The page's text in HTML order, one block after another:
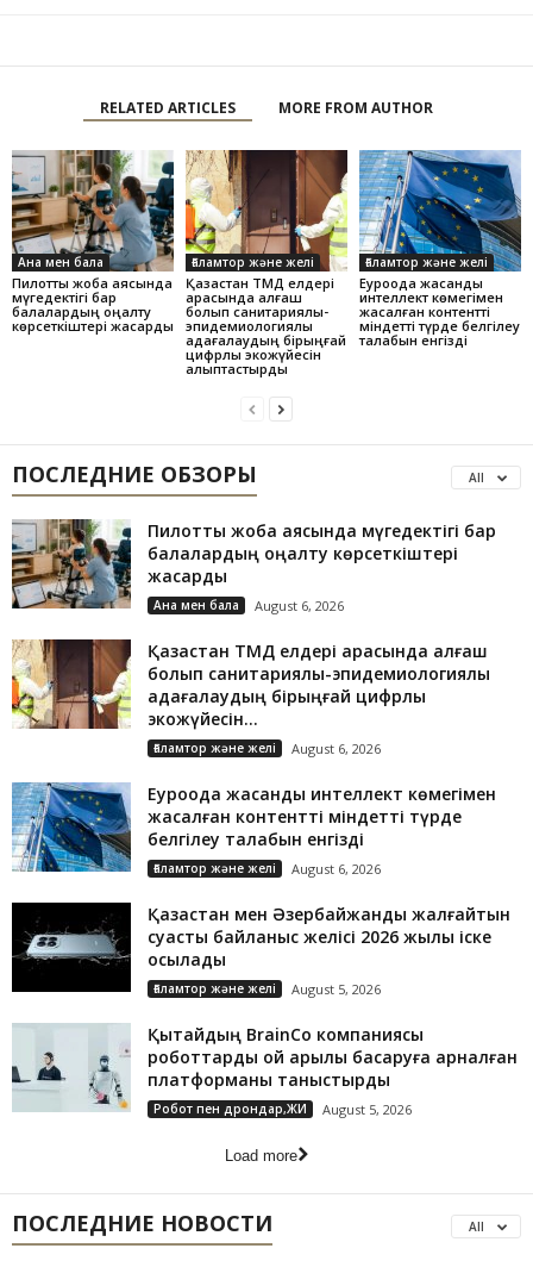
RELATED ARTICLES MORE FROM AUTHOR
Ана мен бала
Пилоттық жоба аясында
мүгедектігі бар
балалардың оңалту
көрсеткіштері жақсарды
Ғаламтор және желі
Қазақстан ТМД елдері
арасында алғаш
болып санитариялық-
эпидемиологиялық
қадағалаудың бірыңғай
цифрлық экожүйесін
қалыптастырды
Ғаламтор және желі
Еуроодақ жасанды
интеллект көмегімен
жасалған контентті
міндетті түрде белгілеу
талабын енгізді
ПОСЛЕДНИЕ ОБЗОРЫ All
Пилоттық жоба аясында мүгедектігі бар
балалардың оңалту көрсеткіштері
жақсарды
Ана мен бала August 6, 2026
Қазақстан ТМД елдері арасында алғаш
болып санитариялық-эпидемиологиялық
қадағалаудың бірыңғай цифрлық
экожүйесін...
Ғаламтор және желі August 6, 2026
Еуроодақ жасанды интеллект көмегімен
жасалған контентті міндетті түрде
белгілеу талабын енгізді
Ғаламтор және желі August 6, 2026
Қазақстан мен Әзербайжанды жалғайтын
суасты байланыс желісі 2026 жылы іске
қосылады
Ғаламтор және желі August 5, 2026
Қытайдың BrainCo компаниясы
роботтарды ой арқылы басқаруға арналған
платформаны таныстырды
Робот пен дрондар,ЖИ August 5, 2026
Load more
ПОСЛЕДНИЕ НОВОСТИ All